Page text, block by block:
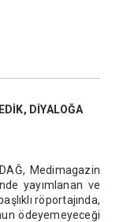
DİYALOĞA
Medimagazin
yayımlanan ve
röportajında,
ödeyemeyeceği